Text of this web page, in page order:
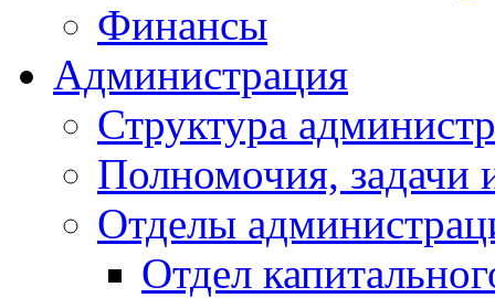
Финансы
Администрация
Структура
Полномочия, задачи
Отделы
Отдел